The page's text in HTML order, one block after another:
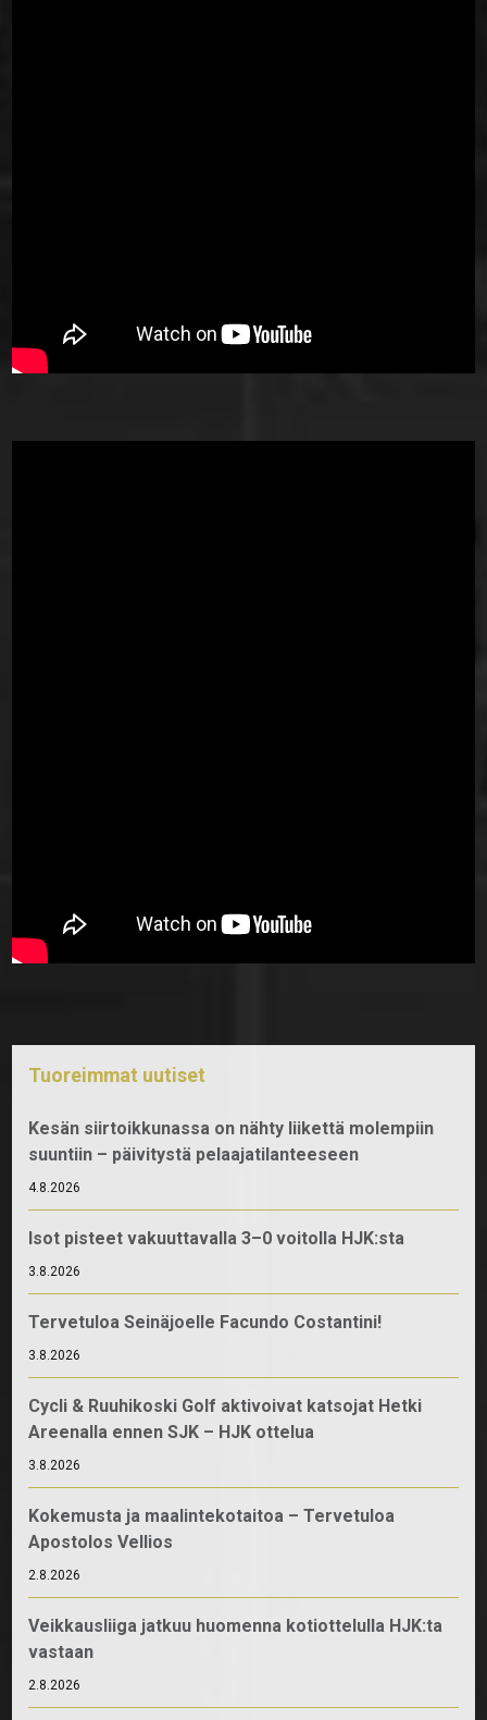
Tuoreimmat uutiset
Kesän siirtoikkunassa on nähty liikettä molempiin
suuntiin – päivitystä pelaajatilanteeseen
4.8.2026
Isot pisteet vakuuttavalla 3–0 voitolla HJK:sta
3.8.2026
Tervetuloa Seinäjoelle Facundo Costantini!
3.8.2026
Cycli & Ruuhikoski Golf aktivoivat katsojat Hetki
Areenalla ennen SJK – HJK ottelua
3.8.2026
Kokemusta ja maalintekotaitoa – Tervetuloa
Apostolos Vellios
2.8.2026
Veikkausliiga jatkuu huomenna kotiottelulla HJK:ta
vastaan
2.8.2026